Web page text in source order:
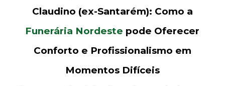
Claudino (ex-Santarém): Como a
Funerária Nordeste pode Oferecer
Conforto e Profissionalismo em
Momentos Difíceis